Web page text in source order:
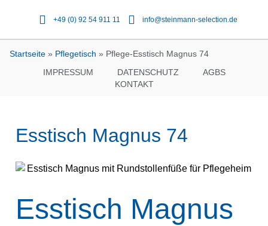
+49 (0) 92 54 911 11 info@steinmann-selection.de
Startseite » Pflegetisch » Pflege-Esstisch Magnus 74
IMPRESSUM DATENSCHUTZ
AGBS
KONTAKT
Esstisch Magnus 74
Esstisch Magnus